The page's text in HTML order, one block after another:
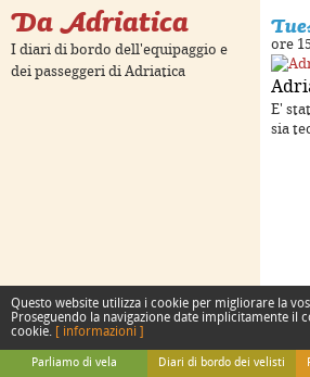
For
Da Adriatica
I diari di bordo dell'equipaggio e
dei passeggeri di Adriatica
ore
E'
sia
Parliamo di vela Diari di bordo dei velisti
Questo website utilizza i cookie per migliorare la
Proseguendo la navigazione date implicitamente il
cookie. [ informazioni ]